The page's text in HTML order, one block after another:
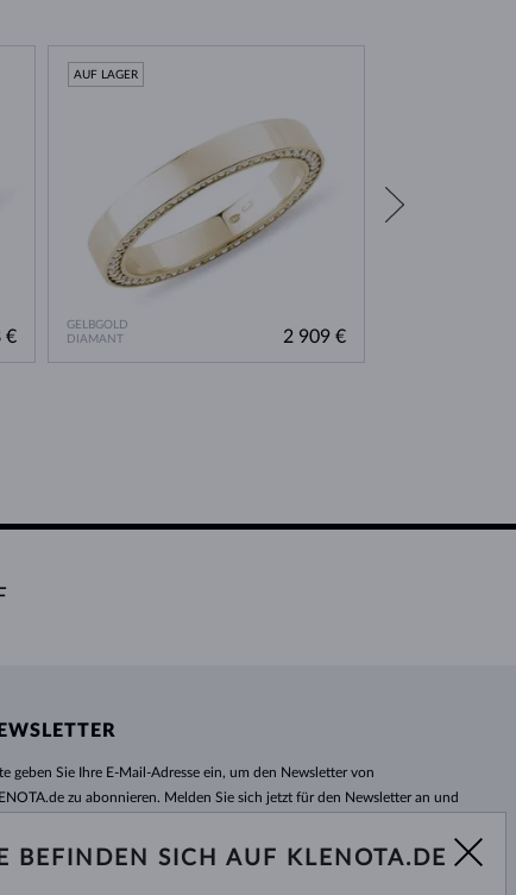
€
GELBGOLD
DIAMANT
AUF LAGER
2 909 €
geben Sie Ihre E-Mail-Adresse ein, um den Newsletter von
zu abonnieren. Melden Sie sich jetzt für den Newsletter an und
Sonderangebot mehr!
BEFINDEN SICH AUF KLENOTA.DE